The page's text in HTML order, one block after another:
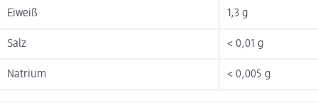
Eiweiß 1,3 g
Salz < 0,01 g
Natrium < 0,005 g